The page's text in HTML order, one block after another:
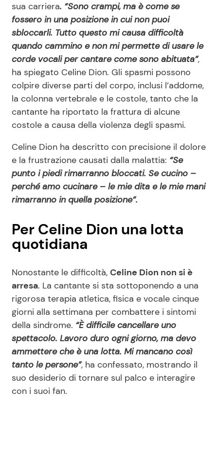
sua carriera. “Sono crampi, ma è come se
fossero in una posizione in cui non puoi
sbloccarli. Tutto questo mi causa difficoltà
quando cammino e non mi permette di usare le
corde vocali per cantare come sono abituata”,
ha spiegato Celine Dion. Gli spasmi possono
colpire diverse parti del corpo, inclusi l’addome,
la colonna vertebrale e le costole, tanto che la
cantante ha riportato la frattura di alcune
costole a causa della violenza degli spasmi.
Celine Dion ha descritto con precisione il dolore
e la frustrazione causati dalla malattia: “Se
punto i piedi rimarranno bloccati. Se cucino –
perché amo cucinare – le mie dita e le mie mani
rimarranno in quella posizione”.
Per Celine Dion una lotta
quotidiana
Nonostante le difficoltà, Celine Dion non si è
arresa. La cantante si sta sottoponendo a una
rigorosa terapia atletica, fisica e vocale cinque
giorni alla settimana per combattere i sintomi
della sindrome. “È difficile cancellare uno
spettacolo. Lavoro duro ogni giorno, ma devo
ammettere che è una lotta. Mi mancano così
tanto le persone”, ha confessato, mostrando il
suo desiderio di tornare sul palco e interagire
con i suoi fan.